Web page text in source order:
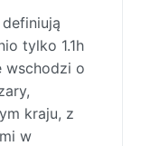
tylko 1.1h
wschodzi o
kraju, z
w